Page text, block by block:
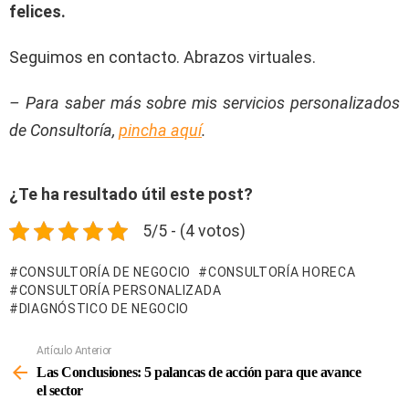
felices.
Seguimos en contacto. Abrazos virtuales.
– Para saber más sobre mis servicios personalizados
de Consultoría, pincha aquí.
¿Te ha resultado útil este post?
5/5 - (4 votos)
CONSULTORÍA DE NEGOCIO
CONSULTORÍA HORECA
CONSULTORÍA PERSONALIZADA
DIAGNÓSTICO DE NEGOCIO
Más
Artículo Anterior
Las Conclusiones: 5 palancas de acción para que avance
el sector